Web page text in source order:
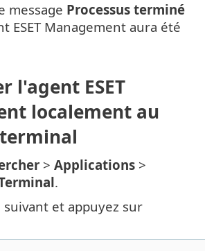
message Processus terminé
ESET Management aura été
l'agent ESET
localement au
> Applications >
.
suivant et appuyez sur